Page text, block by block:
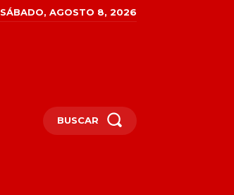
SÁBADO, AGOSTO 8, 2026
BUSCAR